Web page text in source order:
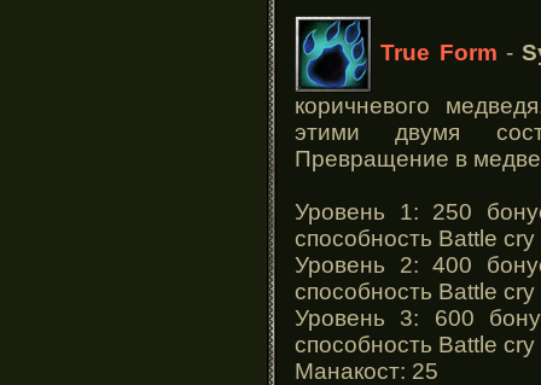
True Form -
коричневого
этими двумя
Превращение в
Уровень 1: 250
способность Battle cry
Уровень 2: 400
способность Battle cry
Уровень 3: 600
способность Battle cry
Манакост: 25